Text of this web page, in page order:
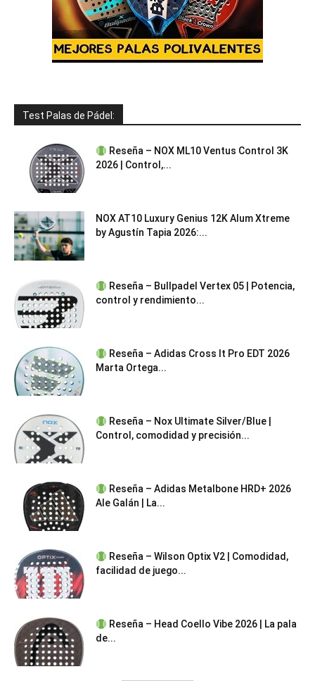
Test Palas de Pádel:
Reseña – NOX ML10 Ventus Control 3K
2026 | Control,...
NOX AT10 Luxury Genius 12K Alum Xtreme
by Agustín Tapia 2026:...
Reseña – Bullpadel Vertex 05 | Potencia,
control y rendimiento...
Reseña – Adidas Cross It Pro EDT 2026
Marta Ortega...
Reseña – Nox Ultimate Silver/Blue |
Control, comodidad y precisión...
Reseña – Adidas Metalbone HRD+ 2026
Ale Galán | La...
Reseña – Wilson Optix V2 | Comodidad,
facilidad de juego...
Reseña – Head Coello Vibe 2026 | La pala
de...